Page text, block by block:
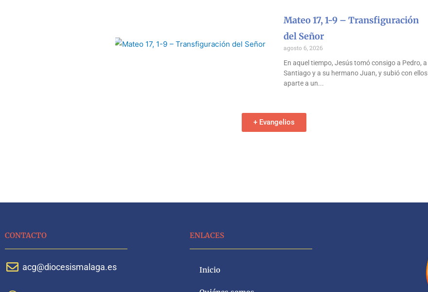
Mateo 17, 1-9 – Transfiguración
del Señor
agosto 6, 2026
En aquel tiempo, Jesús tomó consigo a Pedro, a
Santiago y a su hermano Juan, y subió con ellos
aparte a un
+ Evangelios
CONTACTO
acg@diocesismalaga.es
ENLACES
Inicio